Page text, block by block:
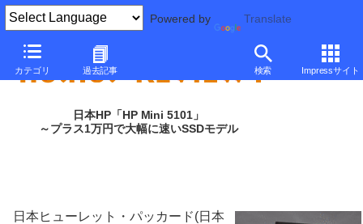
Powered by Translate
カテゴリ 過去記事 検索 Impressサイト
日本HP「HP Mini 5101」
～プラス1万円で大幅に速いSSDモデル
日本ヒューレット・パッカード(日本